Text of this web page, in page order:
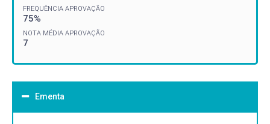
FREQUÊNCIA APROVAÇÃO
75%
NOTA MÉDIA APROVAÇÃO
7
Ementa